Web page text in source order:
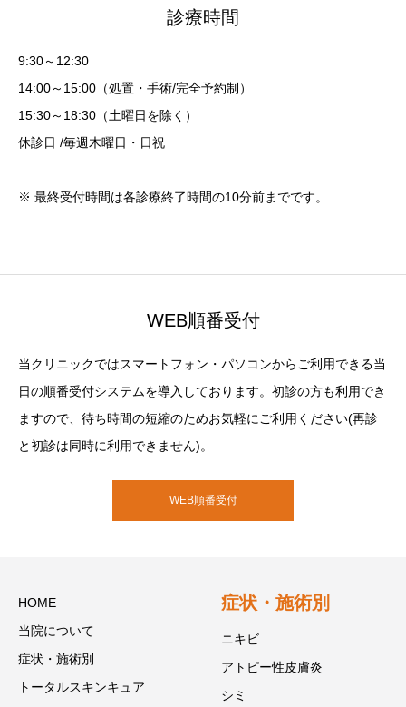
診療時間
9:30～12:30
14:00～15:00（処置・手術/完全予約制）
15:30～18:30（土曜日を除く）
休診日 /毎週木曜日・日祝
※ 最終受付時間は各診療終了時間の10分前までです。
WEB順番受付
当クリニックではスマートフォン・パソコンからご利用できる当
日の順番受付システムを導入しております。初診の方も利用でき
ますので、待ち時間の短縮のためお気軽にご利用ください(再診
と初診は同時に利用できません)。
WEB順番受付
HOME
当院について
症状・施術別
トータルスキンキュア
症状・施術別
ニキビ
アトピー性皮膚炎
シミ